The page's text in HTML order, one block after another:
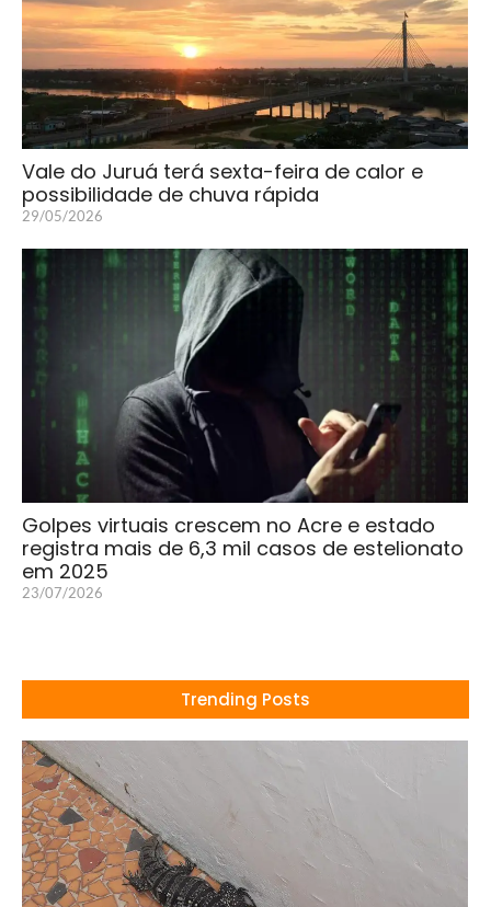
Vale do Juruá terá sexta-feira de calor e
possibilidade de chuva rápida
29/05/2026
Golpes virtuais crescem no Acre e estado
registra mais de 6,3 mil casos de estelionato
em 2025
23/07/2026
Trending Posts